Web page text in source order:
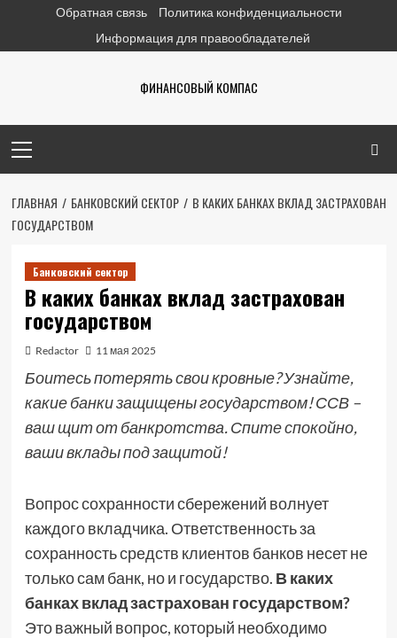
содержимому
Обратная связь
Политика конфиденциальности
Информация для правообладателей
ФИНАНСОВЫЙ КОМПАС
меню
ГЛАВНАЯ БАНКОВСКИЙ СЕКТОР
В КАКИХ БАНКАХ ВКЛАД ЗАСТРАХОВАН
ГОСУДАРСТВОМ
Банковский сектор
В каких банках вклад застрахован
государством
Redactor 11 мая 2025
Боитесь потерять свои кровные? Узнайте,
какие банки защищены государством! ССВ –
ваш щит от банкротства. Спите спокойно,
ваши вклады под защитой!
Вопрос сохранности сбережений волнует
каждого вкладчика. Ответственность за
сохранность средств клиентов банков несет не
только сам банк, но и государство. В каких
банках вклад застрахован государством?
Это важный вопрос, который необходимо